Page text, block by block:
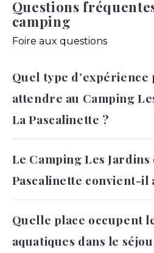
Questions
camping
Foire aux questions
Quel type d’expérience
attendre au Camping
La Pascalinette ?
familial et marqué par une
végétale très agréable.
Le Camping Les Jardins
Pascalinette convient-il
famille, notamment grâce
aquatiques et à
Quelle place occupent
aquatiques dans le